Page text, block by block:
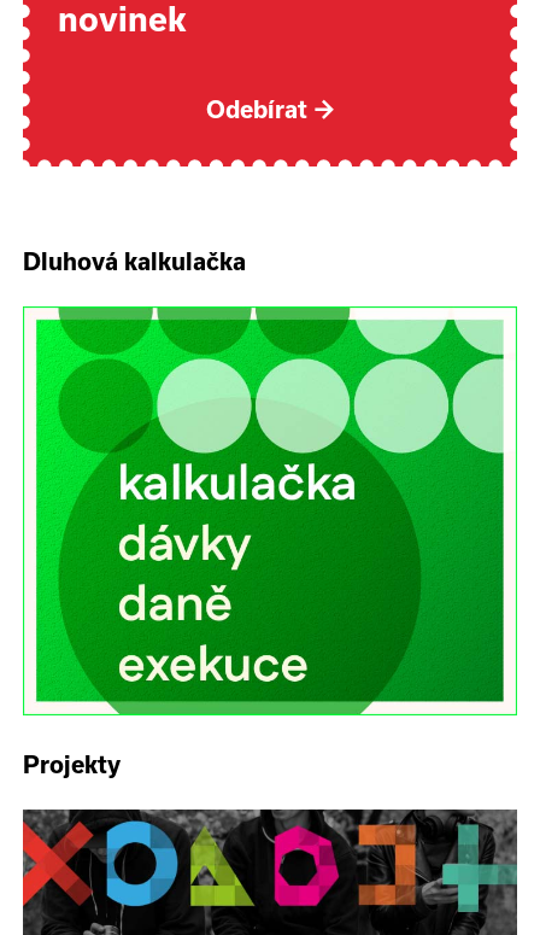
novinek
Odebírat →
Dluhová kalkulačka
Projekty